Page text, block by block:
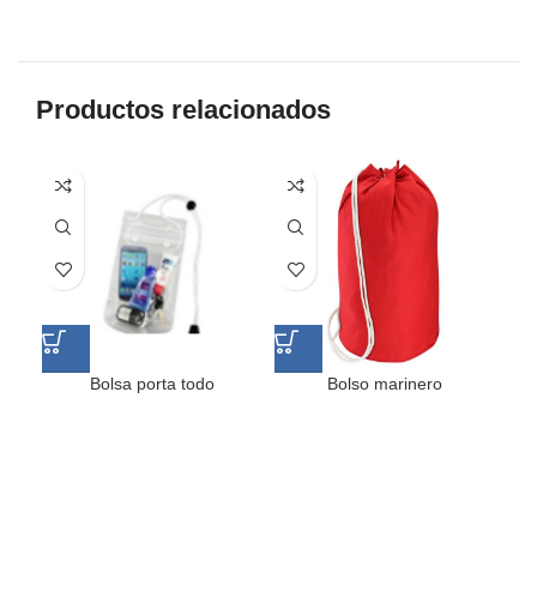
Productos relacionados
Bolsa porta todo Bolso marinero